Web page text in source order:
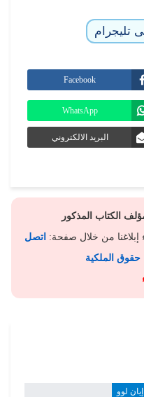
تليجرام
Facebook
WhatsApp
البريد الالكتروني
الكتاب المذكور
من خلال صفحة: اتصل
حقوق الملكية
إيان لوو